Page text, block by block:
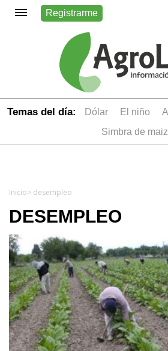
Registrarme
Temas del día: dólar el niño
simbra de maiz
Inicio> desempleo
DESEMPLEO